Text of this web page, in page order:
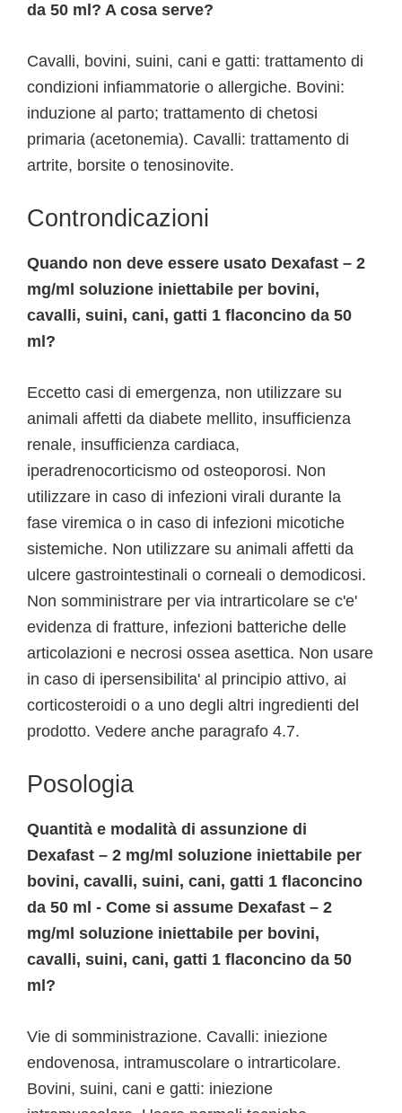
da 50 ml? A cosa serve?
Cavalli, bovini, suini, cani e gatti: trattamento di
condizioni infiammatorie o allergiche. Bovini:
induzione al parto; trattamento di chetosi
primaria (acetonemia). Cavalli: trattamento di
artrite, borsite o tenosinovite.
Controndicazioni
Quando non deve essere usato Dexafast – 2
mg/ml soluzione iniettabile per bovini,
cavalli, suini, cani, gatti 1 flaconcino da 50
ml?
Eccetto casi di emergenza, non utilizzare su
animali affetti da diabete mellito, insufficienza
renale, insufficienza cardiaca,
iperadrenocorticismo od osteoporosi. Non
utilizzare in caso di infezioni virali durante la
fase viremica o in caso di infezioni micotiche
sistemiche. Non utilizzare su animali affetti da
ulcere gastrointestinali o corneali o demodicosi.
Non somministrare per via intrarticolare se c'e'
evidenza di fratture, infezioni batteriche delle
articolazioni e necrosi ossea asettica. Non usare
in caso di ipersensibilita' al principio attivo, ai
corticosteroidi o a uno degli altri ingredienti del
prodotto. Vedere anche paragrafo 4.7.
Posologia
Quantità e modalità di assunzione di
Dexafast – 2 mg/ml soluzione iniettabile per
bovini, cavalli, suini, cani, gatti 1 flaconcino
da 50 ml - Come si assume Dexafast – 2
mg/ml soluzione iniettabile per bovini,
cavalli, suini, cani, gatti 1 flaconcino da 50
ml?
Vie di somministrazione. Cavalli: iniezione
endovenosa, intramuscolare o intrarticolare.
Bovini, suini, cani e gatti: iniezione